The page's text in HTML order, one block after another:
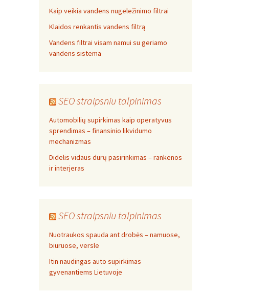
Kaip veikia vandens nugeležinimo filtrai
Klaidos renkantis vandens filtrą
Vandens filtrai visam namui su geriamo
vandens sistema
SEO straipsniu talpinimas
Automobilių supirkimas kaip operatyvus
sprendimas – finansinio likvidumo
mechanizmas
Didelis vidaus durų pasirinkimas – rankenos
ir interjeras
SEO straipsniu talpinimas
Nuotraukos spauda ant drobės – namuose,
biuruose, versle
Itin naudingas auto supirkimas
gyvenantiems Lietuvoje